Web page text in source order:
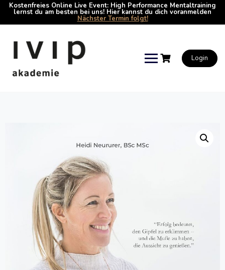
Kostenfreies Online Live Event: High Performance Mentaltraining
lernst du am besten bei uns! Hier kannst du dich voranmelden
Nächster Termin folgt!
Login